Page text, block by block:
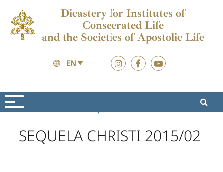
Dicastery for Institutes of
Consecrated Life
and the Societies of Apostolic Life
EN
SEQUELA CHRISTI 2015/02